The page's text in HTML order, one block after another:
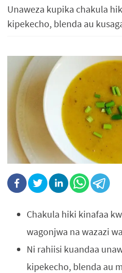
Unaweza kupika chakula
kipekecho, blenda au
Chakula hiki kinafaa
wagonjwa na wazazi
Ni rahiisi kuandaa
kipekecho, blenda au